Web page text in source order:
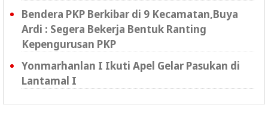
Bendera PKP Berkibar di 9 Kecamatan,Buya
Ardi : Segera Bekerja Bentuk Ranting
Kepengurusan PKP
Yonmarhanlan I Ikuti Apel Gelar Pasukan di
Lantamal I